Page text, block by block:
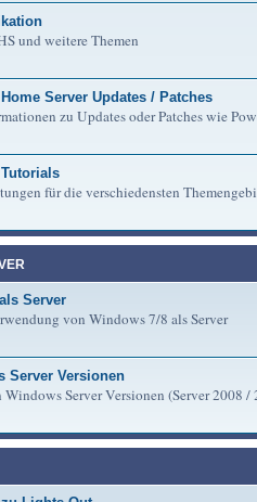
und weitere Themen
Server Updates / Patches
zu Updates oder Patches wie
für die verschiedensten
Server
von Windows 7/8 als Server
Server Versionen
Windows Server Versionen (Server 2008